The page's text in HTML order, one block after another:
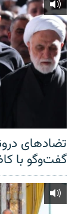
تضادهای
گفت‌‌وگو با